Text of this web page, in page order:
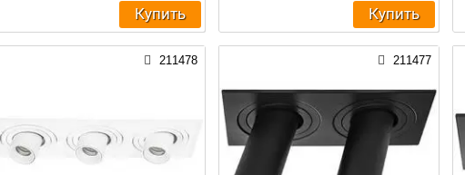
Купить Купить
211478 211477